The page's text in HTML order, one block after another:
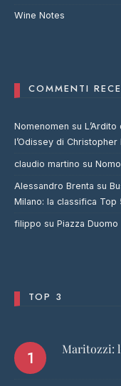
Wine Notes
COMMENTI
Nomenomen su
l’Odissey di Christopher
claudio martino su
Alessandro Brenta su
Milano: la classifica Top
filippo su Piazza Duomo
TOP 3
Maritozzi: